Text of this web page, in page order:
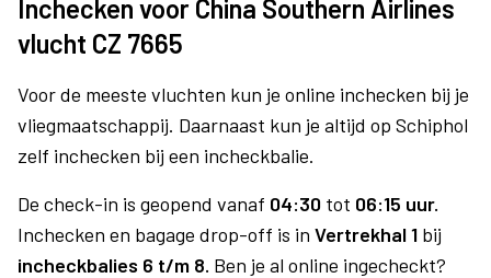
Inchecken voor China Southern Airlines
vlucht CZ 7665
Voor de meeste vluchten kun je online inchecken bij je
vliegmaatschappij. Daarnaast kun je altijd op Schiphol
zelf inchecken bij een incheckbalie.
De check-in is geopend vanaf 04:30 tot 06:15 uur.
Inchecken en bagage drop-off is in Vertrekhal 1 bij
incheckbalies 6 t/m 8. Ben je al online ingecheckt?